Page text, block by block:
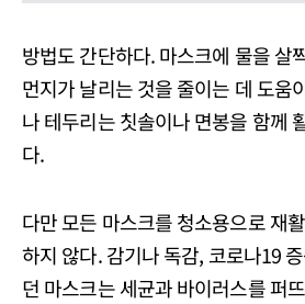
방법도 간단하다. 마스크에 물을 살
먼지가 날리는 것을 줄이는 데 도움
나 테두리는 칫솔이나 면봉을 함께
다.
다만 모든 마스크를 청소용으로 재
하지 않다. 감기나 독감, 코로나19
던 마스크는 세균과 바이러스를 퍼